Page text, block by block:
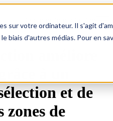
sur votre ordinateur. Il s'agit
biais d'autres médias. Pour en
à un
et de
zones de